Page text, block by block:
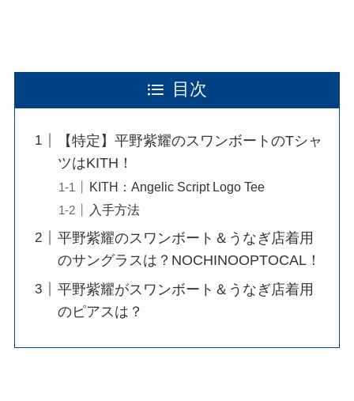
目次
【特定】平野紫耀のスワンボートのTシャ
ツはKITH！
KITH：Angelic Script Logo Tee
入手方法
平野紫耀のスワンボート＆うなぎ店着用
のサングラスは？NOCHINOOPTOCAL！
平野紫耀がスワンボート＆うなぎ店着用
のピアスは？